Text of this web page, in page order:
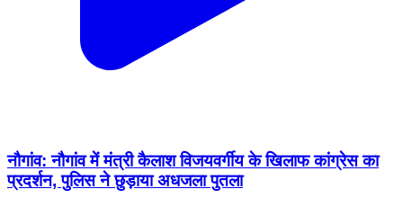
नौगांव: नौगांव में मंत्री कैलाश विजयवर्गीय के खिलाफ कांग्रेस का
प्रदर्शन, पुलिस ने छुड़ाया अधजला पुतला